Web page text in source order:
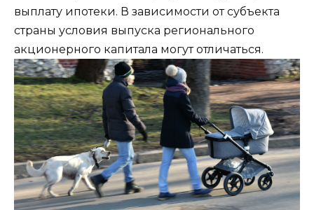
выплату ипотеки. В зависимости от субъекта
страны условия выпуска регионального
акционерного капитала могут отличаться.